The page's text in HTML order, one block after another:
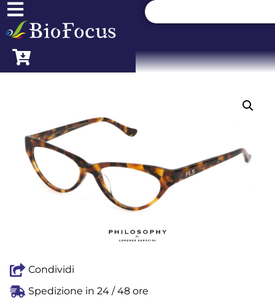
Condividi
Spedizione in 24 / 48 ore